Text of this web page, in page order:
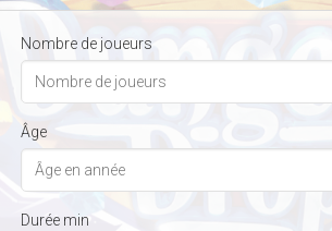
Nombre de joueurs
Âge
Durée min